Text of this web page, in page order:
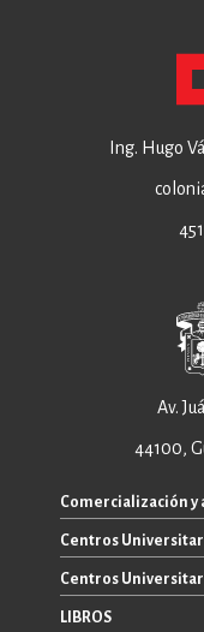
Ing. Hugo
Av.
44100,
Comercialización y
+52 33 3640 6326
+52 33 3640 4595
Centros
CUAAD
CUCEA
Centros
CUALTOS
LIBROS